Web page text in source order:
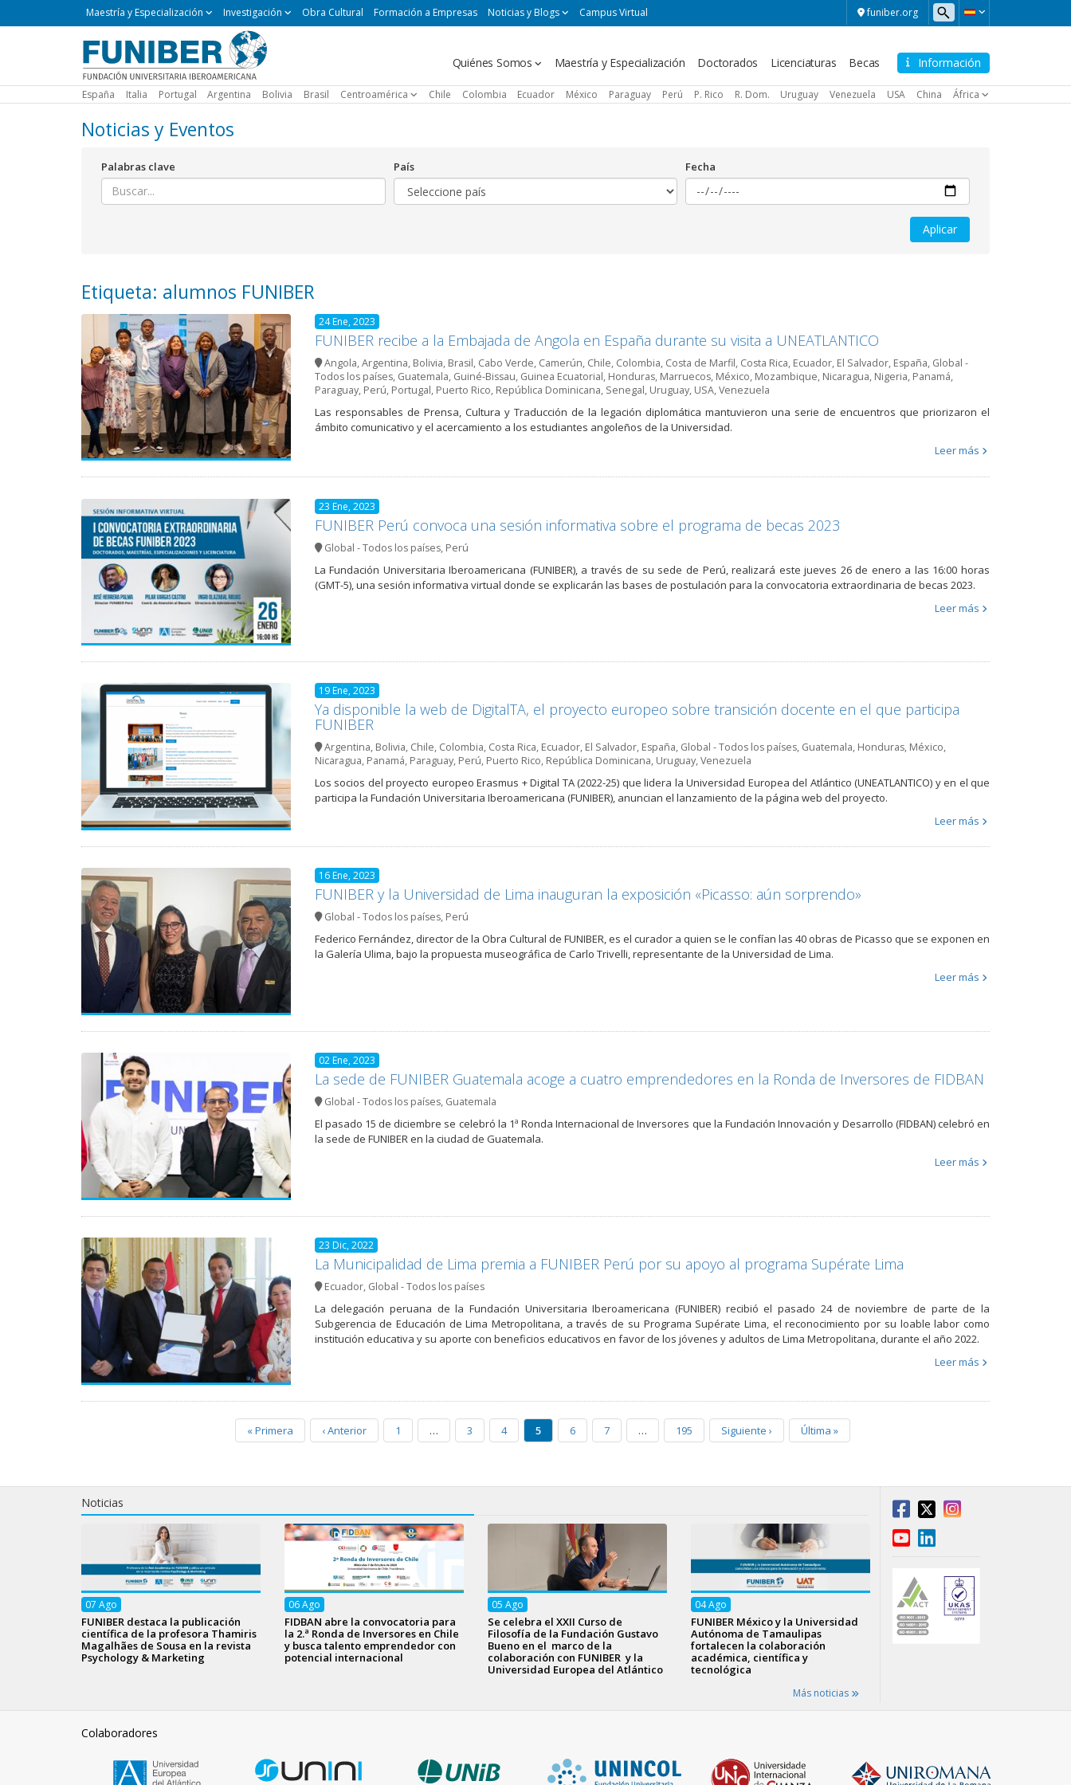
funiber.org
Maestría
Maestría y Especialización Investigación Obra Cultural Formación a Empresas Noticias y Blogs Campus Virtual
Información
Navegación
Quiénes Somos Maestría y Especialización Doctorados Licenciaturas Becas
España Italia Portugal Argentina Bolivia Brasil Centroamérica Chile Colombia Ecuador México Paraguay Perú P. Rico R. Dom. Uruguay Venezuela USA China África
Noticias y Eventos
Palabras clave País Fecha
Etiqueta: alumnos FUNIBER
24 Ene, 2023
FUNIBER recibe a la Embajada de Angola en España durante su visita a UNEATLANTICO
Angola,Argentina, Bolivia, Brasil, Cabo Verde, Camerún, Chile, Colombia, Costa de Marfil, Costa Rica, Ecuador, El Salvador, España, Global -
Todos los países, Guatemala, Guiné-Bissau, Guinea Ecuatorial, Honduras, Marruecos, México, Mozambique, Nicaragua, Nigeria, Panamá,
Paraguay, Perú, Portugal, Puerto Rico, República Dominicana, Senegal, Uruguay, USA,Venezuela
Las responsables de Prensa, Cultura y Traducción de la legación diplomática mantuvieron una serie de encuentros que priorizaron el
ámbito comunicativo y el acercamiento a los estudiantes angoleños de la Universidad.
Leer más
23 Ene, 2023
FUNIBER Perú convoca una sesión informativa sobre el programa de becas 2023
Global - Todos los países, Perú
La Fundación Universitaria Iberoamericana (FUNIBER), a través de su sede de Perú, realizará este jueves 26 de enero a las 16:00 horas
(GMT-5), una sesión informativa virtual donde se explicarán las bases de postulación para la convocatoria extraordinaria de becas 2023.
Leer más
19 Ene, 2023
Ya disponible la web de DigitalTA, el proyecto europeo sobre transición docente en el que participa
FUNIBER
Argentina, Bolivia, Chile, Colombia, Costa Rica, Ecuador, El Salvador, España, Global - Todos los países, Guatemala, Honduras, México,
Nicaragua, Panamá, Paraguay, Perú, Puerto Rico, República Dominicana, Uruguay,Venezuela
Los socios del proyecto europeo Erasmus + Digital TA (2022-25) que lidera la Universidad Europea del Atlántico (UNEATLANTICO) y en el que
participa la Fundación Universitaria Iberoamericana (FUNIBER), anuncian el lanzamiento de la página web del proyecto.
Leer más
16 Ene, 2023
FUNIBER y la Universidad de Lima inauguran la exposición «Picasso: aún sorprendo»
Global - Todos los países, Perú
Federico Fernández, director de la Obra Cultural de FUNIBER, es el curador a quien se le confían las 40 obras de Picasso que se exponen en
la Galería Ulima, bajo la propuesta museográfica de Carlo Trivelli, representante de la Universidad de Lima.
Leer más
02 Ene, 2023
La sede de FUNIBER Guatemala acoge a cuatro emprendedores en la Ronda de Inversores de FIDBAN
Global - Todos los países, Guatemala
El pasado 15 de diciembre se celebró la 1ª Ronda Internacional de Inversores que la Fundación Innovación y Desarrollo (FIDBAN) celebró en
la sede de FUNIBER en la ciudad de Guatemala.
Leer más
23 Dic, 2022
La Municipalidad de Lima premia a FUNIBER Perú por su apoyo al programa Supérate Lima
Ecuador, Global - Todos los países
La delegación peruana de la Fundación Universitaria Iberoamericana (FUNIBER) recibió el pasado 24 de noviembre de parte de la
Subgerencia de Educación de Lima Metropolitana, a través de su Programa Supérate Lima, el reconocimiento por su loable labor como
institución educativa y su aporte con beneficios educativos en favor de los jóvenes y adultos de Lima Metropolitana, durante el año 2022.
Leer más
«Primera ‹Anterior 1 … 3 4 5 6 7 … 195 Siguiente › Última »
Noticias
07 Ago
FUNIBER destaca la publicación
científica de la profesora Thamiris
Magalhães de Sousa en la revista
Psychology & Marketing
06Ago
FIDBAN abre la convocatoria para
la 2.ª Ronda de Inversores en Chile
y busca talento emprendedor con
potencial internacional
05 Ago
Se celebra el XXII Curso de
Filosofía de la Fundación Gustavo
Bueno en el marco de la
colaboración con FUNIBER y la
Universidad Europea del Atlántico
04Ago
FUNIBER México y la Universidad
Autónoma de Tamaulipas
fortalecen la colaboración
académica, científica y
tecnológica
Más noticias
Colaboradores